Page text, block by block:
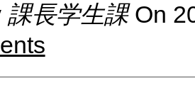
課長学生課On